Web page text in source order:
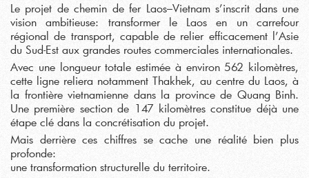
Le projet de chemin de fer Laos–Vietnam s’inscrit dans une
vision ambitieuse: transformer le Laos en un carrefour
régional de transport, capable de relier efficacement l’Asie
du Sud-Est aux grandes routes commerciales internationales.
Avec une longueur totale estimée à environ 562 kilomètres,
cette ligne reliera notamment Thakhek, au centre du Laos, à
la frontière vietnamienne dans la province de Quang Binh.
Une première section de 147 kilomètres constitue déjà une
étape clé dans la concrétisation du projet.
Mais derrière ces chiffres se cache une réalité bien plus
profonde:
une transformation structurelle du territoire.